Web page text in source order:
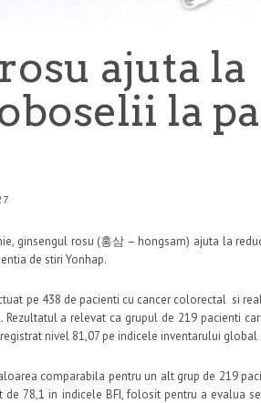
ajuta la
la
ginsengul rosu (홍삼 – hongsam) ajuta la
de stiri Yonhap.
pe 438 de pacienti cu cancer colorectal si
a relevat ca grupul de 219 pacienti
nivel 81,07 pe indicele inventarului global
comparabila pentru un alt grup de 219
78,1 in indicele BFI, folosit pentru a evalua